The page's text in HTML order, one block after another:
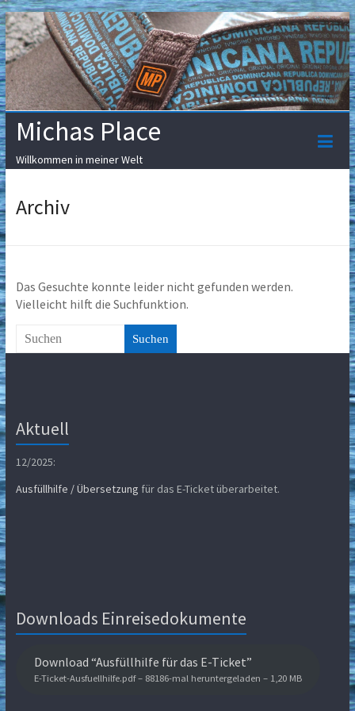
Skip
to
content
Michas Place
Willkommen in meiner Welt
Archiv
Das Gesuchte konnte leider nicht gefunden werden.
Vielleicht hilft die Suchfunktion.
Suchen
Aktuell
12/2025:
Ausfüllhilfe / Übersetzung für das E-Ticket überarbeitet.
Downloads Einreisedokumente
Download “Ausfüllhilfe für das E-Ticket”
E-Ticket-Ausfuellhilfe.pdf – 88186-mal heruntergeladen – 1,20 MB